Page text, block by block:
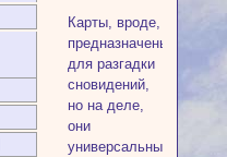
Карты, вроде,
предназначены
для разгадки
сновидений,
но на деле,
они
универсальны